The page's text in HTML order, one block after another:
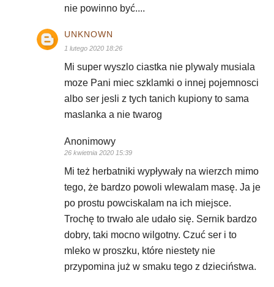
nie powinno być....
UNKNOWN
1 lutego 2020 18:26
Mi super wyszlo ciastka nie plywaly musiala
moze Pani miec szklamki o innej pojemnosci
albo ser jesli z tych tanich kupiony to sama
maslanka a nie twarog
Anonimowy
26 kwietnia 2020 15:39
Mi też herbatniki wypływały na wierzch mimo
tego, że bardzo powoli wlewalam masę. Ja je
po prostu powciskalam na ich miejsce.
Trochę to trwało ale udało się. Sernik bardzo
dobry, taki mocno wilgotny. Czuć ser i to
mleko w proszku, które niestety nie
przypomina już w smaku tego z dzieciństwa.